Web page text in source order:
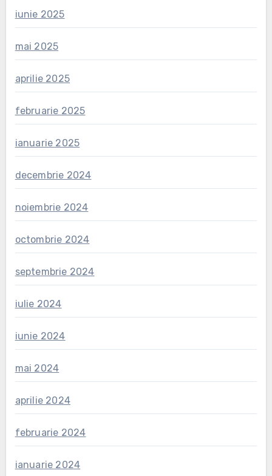
iunie 2025
mai 2025
aprilie 2025
februarie 2025
ianuarie 2025
decembrie 2024
noiembrie 2024
octombrie 2024
septembrie 2024
iulie 2024
iunie 2024
mai 2024
aprilie 2024
februarie 2024
ianuarie 2024